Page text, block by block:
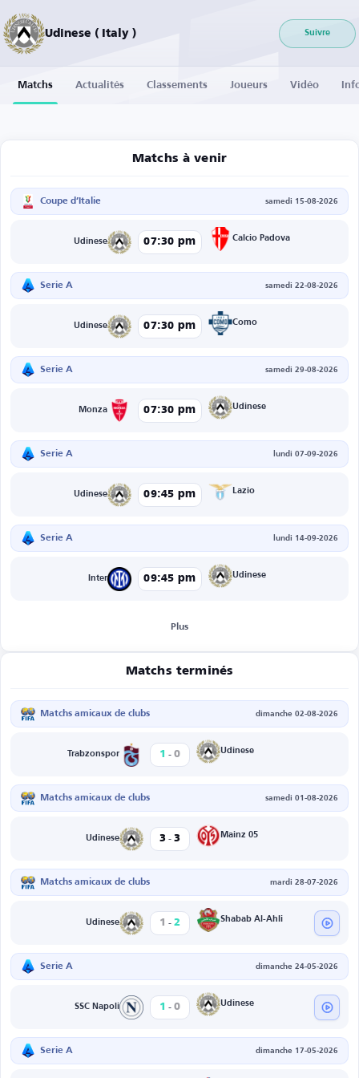
Udinese ( Italy ) Suivre
Matchs Actualités Classements Joueurs Vidéo
Matchs à venir
Coupe d’Italie samedi 15-08-2026
Udinese 07:30 pm Calcio Padova
Serie A samedi 22-08-2026
Udinese 07:30 pm Como
Serie A samedi 29-08-2026
Monza 07:30 pm Udinese
Serie A lundi 07-09-2026
Udinese 09:45 pm Lazio
Serie A lundi 14-09-2026
Inter 09:45 pm Udinese
Plus
Matchs terminés
Matchs amicaux de clubs dimanche 02-08-2026
Trabzonspor 1 - 0 Udinese
Matchs amicaux de clubs samedi 01-08-2026
Udinese 3 - 3 Mainz 05
Matchs amicaux de clubs mardi 28-07-2026
Udinese 1 - 2 Shabab Al-Ahli
Serie A dimanche 24-05-2026
SSC Napoli 1 - 0 Udinese
Serie A dimanche 17-05-2026